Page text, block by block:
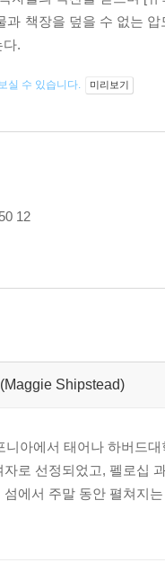
과 책장을 덮을 수 없는
다.
실 수 있습니다. 미리보기
12
(Maggie Shipstead)
니아에서 태어나 하버드
로 선정되었고, 펠로십
섬에서 주말 동안 펼쳐지